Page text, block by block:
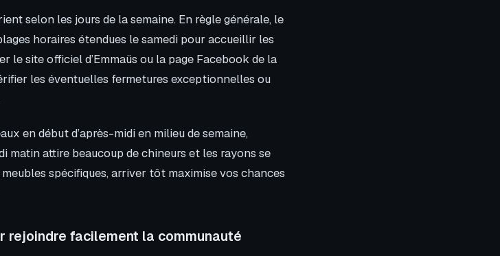
selon les jours de la semaine. En règle générale, le
horaires étendues le samedi pour accueillir les
le site officiel d’Emmaüs ou la page Facebook de la
les éventuelles fermetures exceptionnelles ou
en début d’après-midi en milieu de semaine,
matin attire beaucoup de chineurs et les rayons se
spécifiques, arriver tôt maximise vos chances
rejoindre facilement la communauté